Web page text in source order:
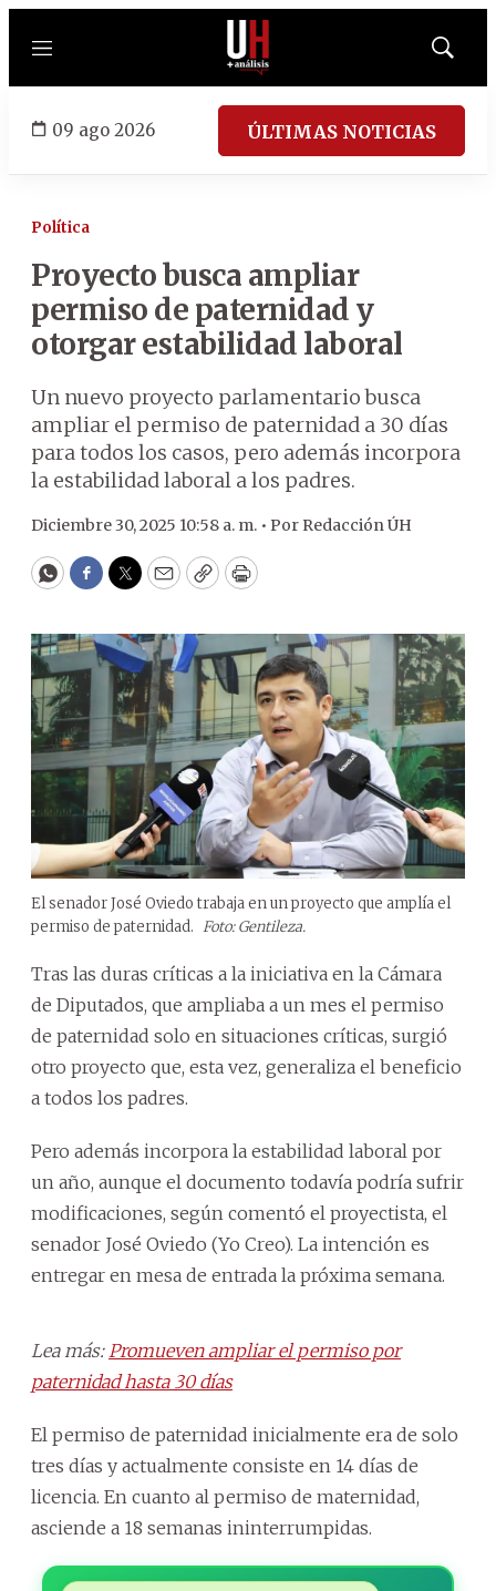
Menú
Mostrar
09 ago 2026 ÚLTIMAS NOTICIAS
Política
Proyecto busca ampliar
permiso de paternidad y
otorgar estabilidad laboral
Un nuevo proyecto parlamentario busca
ampliar el permiso de paternidad a 30 días
para todos los casos, pero además incorpora
la estabilidad laboral a los padres.
Diciembre 30, 2025 10:58 a. m. • Por Redacción ÚH
WhatsApp
Facebook
Twitter
EmailCopyPrint
El senador José Oviedo trabaja en un proyecto que amplía el
permiso de paternidad. Foto: Gentileza.
Tras las duras críticas a la iniciativa en la Cámara
de Diputados, que ampliaba a un mes el permiso
de paternidad solo en situaciones críticas, surgió
otro proyecto que, esta vez, generaliza el beneficio
a todos los padres.
Pero además incorpora la estabilidad laboral por
un año, aunque el documento todavía podría sufrir
modificaciones, según comentó el proyectista, el
senador José Oviedo (Yo Creo). La intención es
entregar en mesa de entrada la próxima semana.
Lea más: Promueven ampliar el permiso por
paternidad hasta 30 días
El permiso de paternidad inicialmente era de solo
tres días y actualmente consiste en 14 días de
licencia. En cuanto al permiso de maternidad,
asciende a 18 semanas ininterrumpidas.